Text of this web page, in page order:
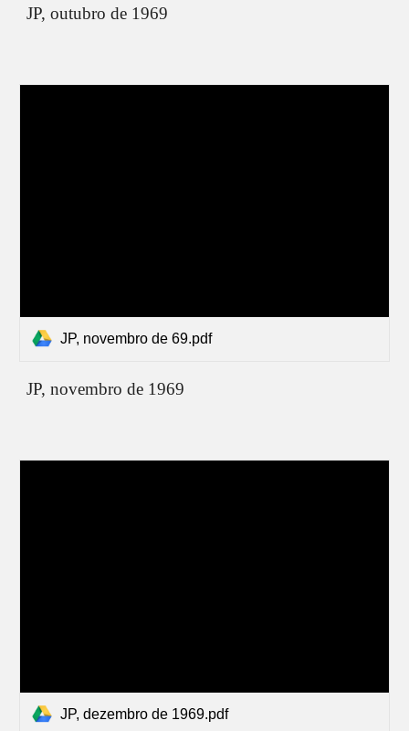
JP,outubro de 1969
JP, novembro de 69.pdf
JP,novembro de 1969
JP, dezembro de 1969.pdf